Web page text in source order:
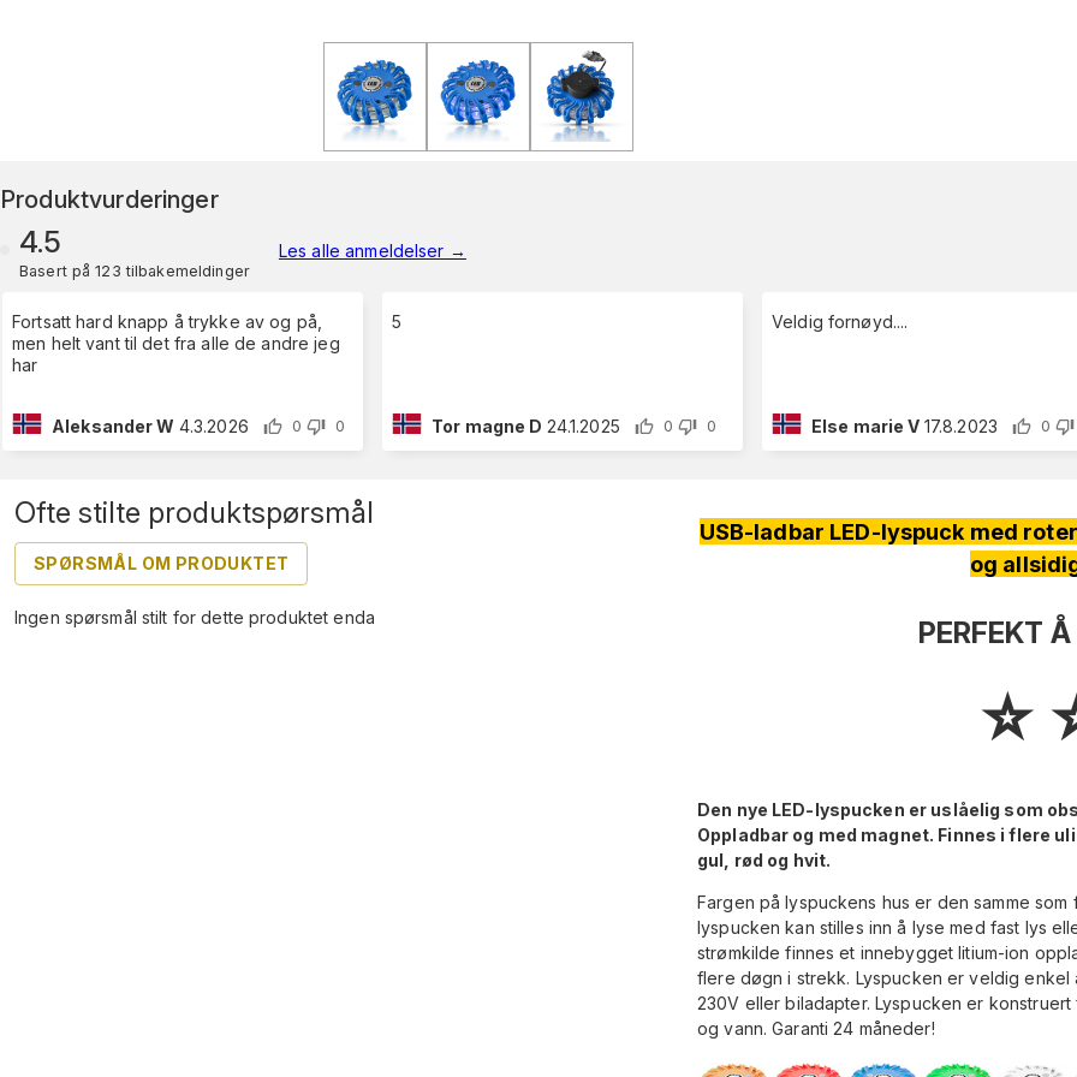
Produktvurderinger
4.5
Basert på 123 tilbakemeldinger
Les alle anmeldelser →
Fortsatt hard knapp å trykke av og på,
men helt vant til det fra alle de andre jeg
har
Aleksander W 4.3.2026 0 0
5
Tor magne D 24.1.2025 0 0
Veldig fornøyd....
Else marie V 17.8.2023 0
Ofte stilte produktspørsmål
SPØRSMÅL OM PRODUKTET
Ingen spørsmål stilt for dette produktet enda
USB-ladbar LED-lyspuck med
og
PERFEKT
⭐️
Den nye LED-lyspucken er uslåelig som
Oppladbar og med magnet. Finnes i flere
gul, rød og hvit.
Fargen på lyspuckens hus er den samme som
lyspucken kan stilles inn å lyse med fast lys
strømkilde finnes et innebygget litium-ion
flere døgn i strekk. Lyspucken er veldig enkel
230V eller biladapter. Lyspucken er
og vann. Garanti 24 måneder!